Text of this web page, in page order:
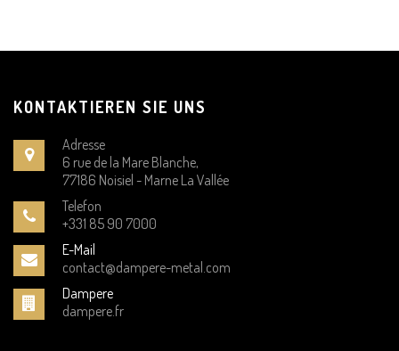
KONTAKTIEREN SIE UNS
Adresse
6 rue de la Mare Blanche,
77186 Noisiel - Marne La Vallée
Telefon
+331 85 90 7000
E-Mail
contact@dampere-metal.com
Dampere
dampere.fr